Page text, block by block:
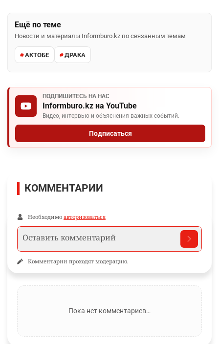
Ещё по теме
Новости и материалы Informburo.kz по связанным темам
АКТОБЕ ДРАКА
ПОДПИШИТЕСЬ НА НАС
Informburo.kz на YouTube
Видео, интервью и объяснения важных событий.
Подписаться
КОММЕНТАРИИ
Необходимо авторизоваться
Комментарии проходят модерацию.
Пока нет комментариев…